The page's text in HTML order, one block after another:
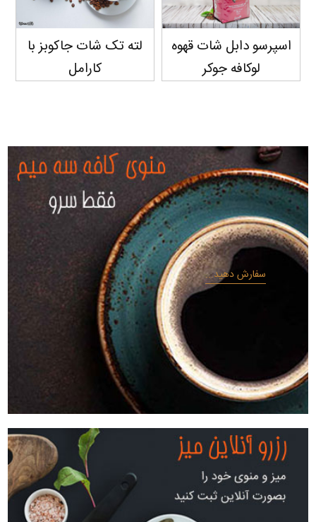
اسپرسو دابل شات قهوه
لوکافه جوکر
لته تک شات جاکوبز با
کارامل
سفارش دهید...